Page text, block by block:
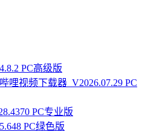
PC高级版
哩视频下载器_V2026.07.29 PC
PC专业版
PC绿色版